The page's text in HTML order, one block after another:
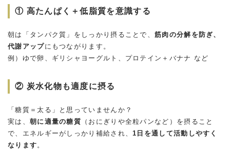
① 高たんぱく＋低脂質を意識する
朝は「タンパク質」をしっかり摂ることで、 筋肉の分解を防ぎ、
代謝アップにもつながります。
例）ゆで卵、ギリシャヨーグルト、プロテイン＋バナナ など
② 炭水化物も適度に摂る
「糖質＝太る」と思っていませんか？
実は、 朝に適量の糖質 （おにぎりや全粒パンなど）を摂ること
で、エネルギーがしっかり補給され、1日を通して活動しやすく
なります。